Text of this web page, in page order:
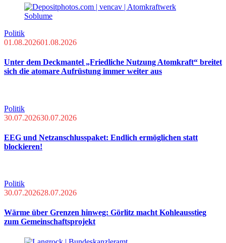
Politik
01.08.202601.08.2026
Unter dem Deckmantel „Friedliche Nutzung Atomkraft“ breitet
sich die atomare Aufrüstung immer weiter aus
Politik
30.07.202630.07.2026
EEG und Netzanschlusspaket: Endlich ermöglichen statt
blockieren!
Politik
30.07.202628.07.2026
Wärme über Grenzen hinweg: Görlitz macht Kohleausstieg
zum Gemeinschaftsprojekt